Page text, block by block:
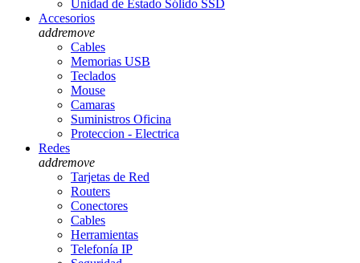
Unidad de Estado Sólido SSD
Accesorios
addremove
Cables
Memorias USB
Teclados
Mouse
Camaras
Suministros Oficina
Proteccion - Electrica
Redes
addremove
Tarjetas de Red
Routers
Conectores
Cables
Herramientas
Telefonía IP